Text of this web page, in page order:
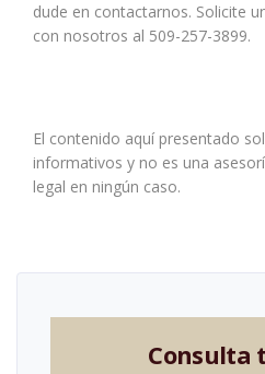
dude en contactarnos. Solicite
con nosotros al 509-257-3899.
El contenido aquí presentado
informativos y no es una
legal en ningún caso.
Consulta